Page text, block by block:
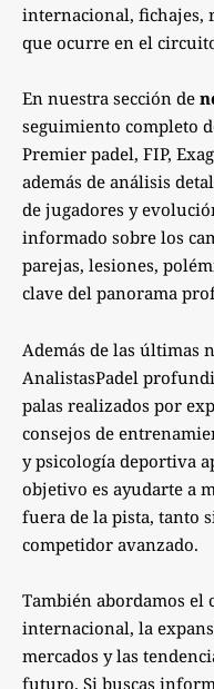
internacional, fichajes,
que ocurre en el
En nuestra sección de
seguimiento completo
Premier padel, FIP,
además de análisis
de jugadores y
informado sobre los
parejas, lesiones,
clave del panorama
Además de las últimas
AnalistasPadel
palas realizados por
consejos de
y psicología deportiva
objetivo es ayudarte a
fuera de la pista, tanto
competidor avanzado.
También abordamos el
internacional, la
mercados y las
futuro. Si buscas